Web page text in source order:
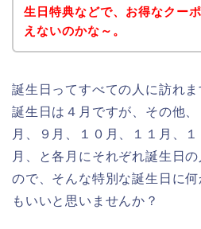
生日特典などで、お得なクー
えないのかな～。
誕生日ってすべての人に訪れ
誕生日は４月ですが、その他
月、９月、１０月、１１月、
月、と各月にそれぞれ誕生日
ので、そんな特別な誕生日に
もいいと思いませんか？